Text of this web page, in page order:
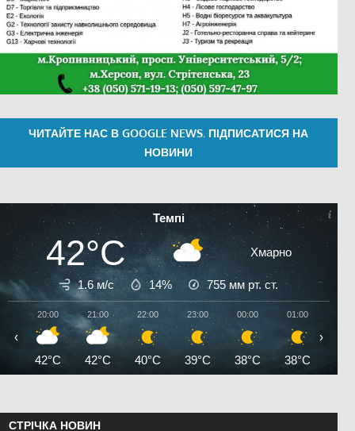
ЧИТАЙТЕ НАС В GOOGLE NEWS. ПІДПИСАТИСЯ НА
НОВИНИ
Темпі
42°C Хмарно
1.6 м/с 14% 755 мм рт. ст.
20:00
42°C
21:00
42°C
22:00
40°C
23:00
39°C
00:00
38°C
01:00
38°C
‹ ›
СТРІЧКА НОВИН